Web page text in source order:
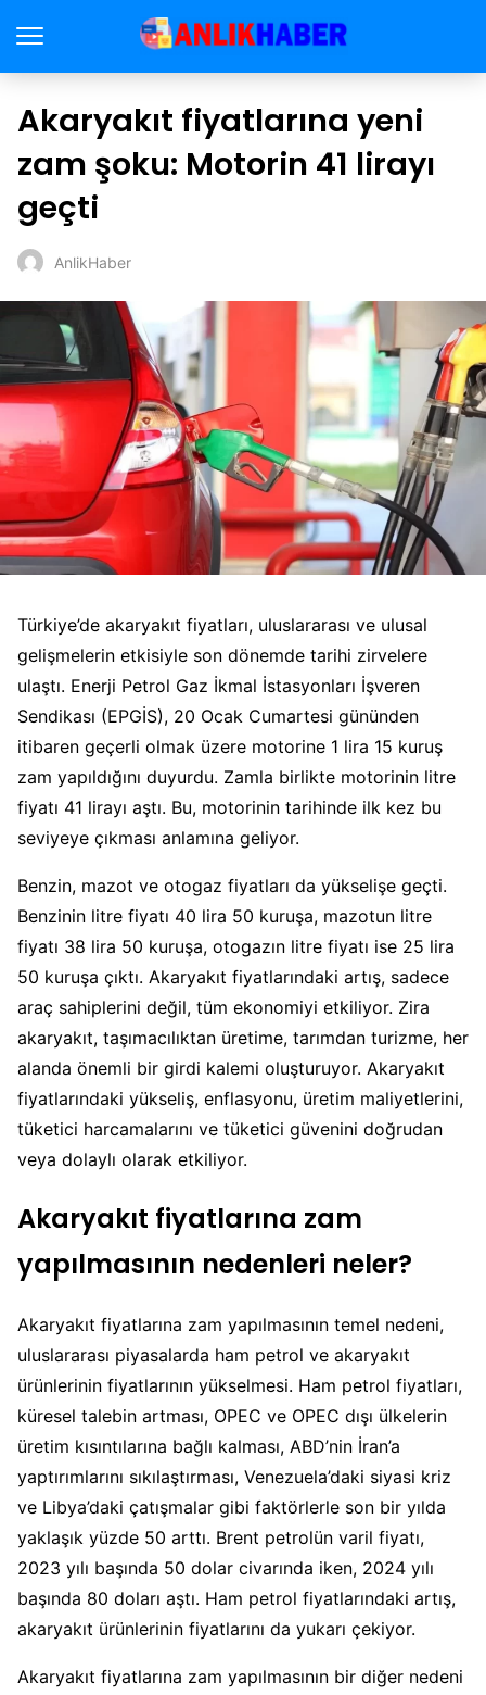
Akaryakıt fiyatlarına yeni
zam şoku: Motorin 41 lirayı
geçti
AnlikHaber
Türkiye’de akaryakıt fiyatları, uluslararası ve ulusal
gelişmelerin etkisiyle son dönemde tarihi zirvelere
ulaştı. Enerji Petrol Gaz İkmal İstasyonları İşveren
Sendikası (EPGİS), 20 Ocak Cumartesi gününden
itibaren geçerli olmak üzere motorine 1 lira 15 kuruş
zam yapıldığını duyurdu. Zamla birlikte motorinin litre
fiyatı 41 lirayı aştı. Bu, motorinin tarihinde ilk kez bu
seviyeye çıkması anlamına geliyor.
Benzin, mazot ve otogaz fiyatları da yükselişe geçti.
Benzinin litre fiyatı 40 lira 50 kuruşa, mazotun litre
fiyatı 38 lira 50 kuruşa, otogazın litre fiyatı ise 25 lira
50 kuruşa çıktı. Akaryakıt fiyatlarındaki artış, sadece
araç sahiplerini değil, tüm ekonomiyi etkiliyor. Zira
akaryakıt, taşımacılıktan üretime, tarımdan turizme, her
alanda önemli bir girdi kalemi oluşturuyor. Akaryakıt
fiyatlarındaki yükseliş, enflasyonu, üretim maliyetlerini,
tüketici harcamalarını ve tüketici güvenini doğrudan
veya dolaylı olarak etkiliyor.
Akaryakıt fiyatlarına zam
yapılmasının nedenleri neler?
Akaryakıt fiyatlarına zam yapılmasının temel nedeni,
uluslararası piyasalarda ham petrol ve akaryakıt
ürünlerinin fiyatlarının yükselmesi. Ham petrol fiyatları,
küresel talebin artması, OPEC ve OPEC dışı ülkelerin
üretim kısıntılarına bağlı kalması, ABD’nin İran’a
yaptırımlarını sıkılaştırması, Venezuela’daki siyasi kriz
ve Libya’daki çatışmalar gibi faktörlerle son bir yılda
yaklaşık yüzde 50 arttı. Brent petrolün varil fiyatı,
2023 yılı başında 50 dolar civarında iken, 2024 yılı
başında 80 doları aştı. Ham petrol fiyatlarındaki artış,
akaryakıt ürünlerinin fiyatlarını da yukarı çekiyor.
Akaryakıt fiyatlarına zam yapılmasının bir diğer nedeni